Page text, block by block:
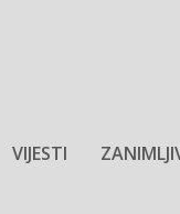
VIJESTI